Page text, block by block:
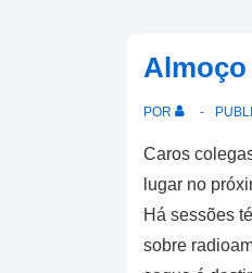
Almoço
POR
Caros
lugar no
Há sessões
sobre